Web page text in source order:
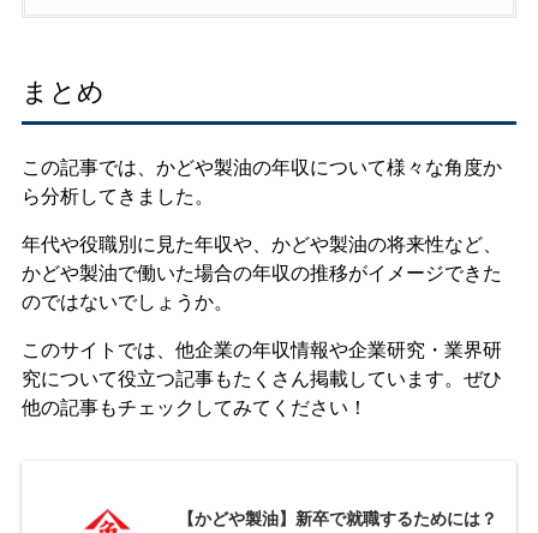
まとめ
この記事では、かどや製油の年収について様々な角度か
ら分析してきました。
年代や役職別に見た年収や、かどや製油の将来性など、
かどや製油で働いた場合の年収の推移がイメージできた
のではないでしょうか。
このサイトでは、他企業の年収情報や企業研究・業界研
究について役立つ記事もたくさん掲載しています。ぜひ
他の記事もチェックしてみてください！
【かどや製油】新卒で就職するためには？